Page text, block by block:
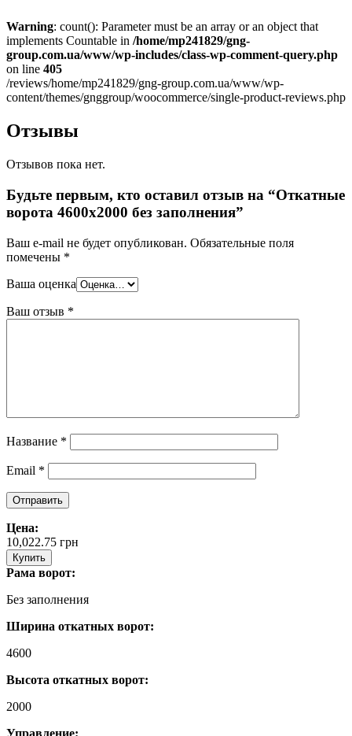
Warning: count(): Parameter must be an array or an object that
implements Countable in /home/mp241829/gng-
group.com.ua/www/wp-includes/class-wp-comment-query.php
on line 405
/reviews/home/mp241829/gng-group.com.ua/www/wp-
content/themes/gnggroup/woocommerce/single-product-reviews.php
Отзывы
Отзывов пока нет.
Будьте первым, кто оставил отзыв на “Откатные
ворота 4600х2000 без заполнения”
Ваш e-mail не будет опубликован. Обязательные поля
помечены *
Ваша оценка
Ваш отзыв *
Название *
Email *
Цена:
10,022.75 грн
Купить
Рама ворот:
Без заполнения
Ширина откатных ворот:
4600
Высота откатных ворот:
2000
Управление: